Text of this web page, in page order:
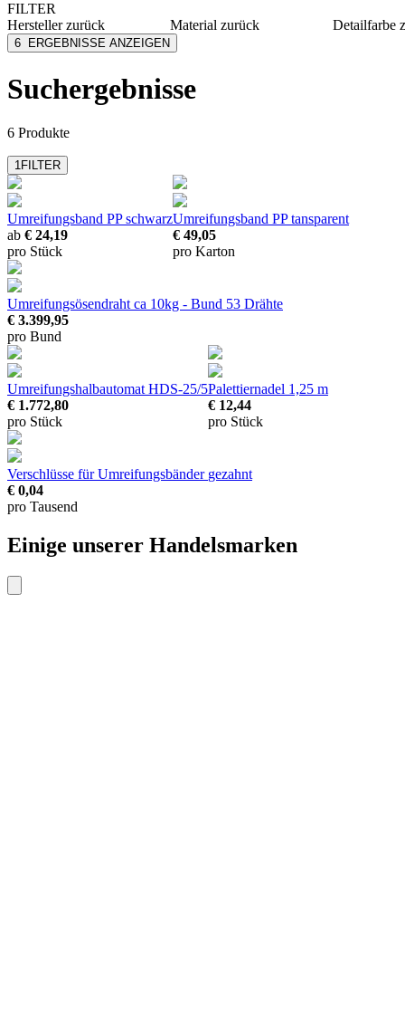
FILTER
Herstellerzurück
Hagenauer und Denk
MESSERLE
Material zurück
Detailfarbe
6 ERGEBNISSE ANZEIGEN
Suchergebnisse
6 Produkte
1FILTER
Umreifungsband PP schwarz
ab € 24,19
pro Stück
Umreifungsband PP tansparent
€ 49,05
pro Karton
Umreifungsösendraht ca 10kg - Bund 53 Drähte
€ 3.399,95
pro Bund
Umreifungshalbautomat HDS-25/5
€ 1.772,80
pro Stück
Palettiernadel 1,25 m
€ 12,44
pro Stück
Verschlüsse für Umreifungsbänder gezahnt
€ 0,04
pro Tausend
Einige unserer Handelsmarken